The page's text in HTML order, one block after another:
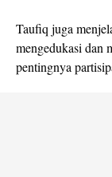
Taufiq juga
mengedukasi dan
pentingnya